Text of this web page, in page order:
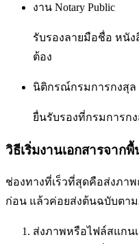
งาน Notary Public
รับรองลายมือชื่อ หนัง
ต้อง
นิติกรณ์กรมการกงสุล
ยื่นรับรองที่กรมการก
วิธีเริ่มงานเอกสารจาก
ช่องทางที่เร็วที่สุดคือส่งภาพ
ก่อน แล้วค่อยส่งต้นฉบับตา
ส่งภาพหรือไฟล์สแกน